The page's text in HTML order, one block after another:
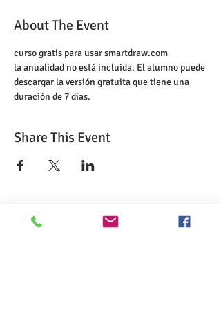
About The Event
curso gratis para usar smartdraw.com
la anualidad no está incluida. El alumno puede
descargar la versión gratuita que tiene una
duración de 7 días.
Share This Event